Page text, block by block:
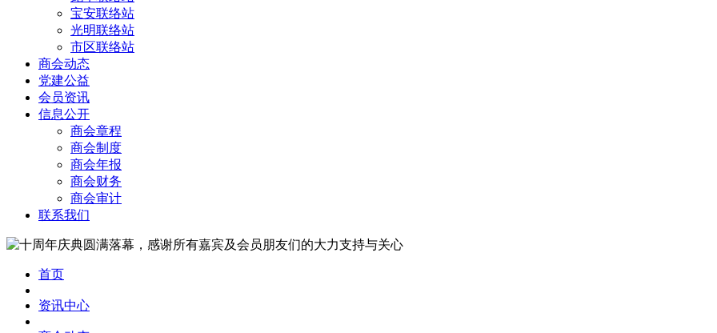
宝安联络站
光明联络站
市区联络站
商会动态
党建公益
会员资讯
信息公开
商会章程
商会制度
商会年报
商会财务
商会审计
联系我们
首页
资讯中心